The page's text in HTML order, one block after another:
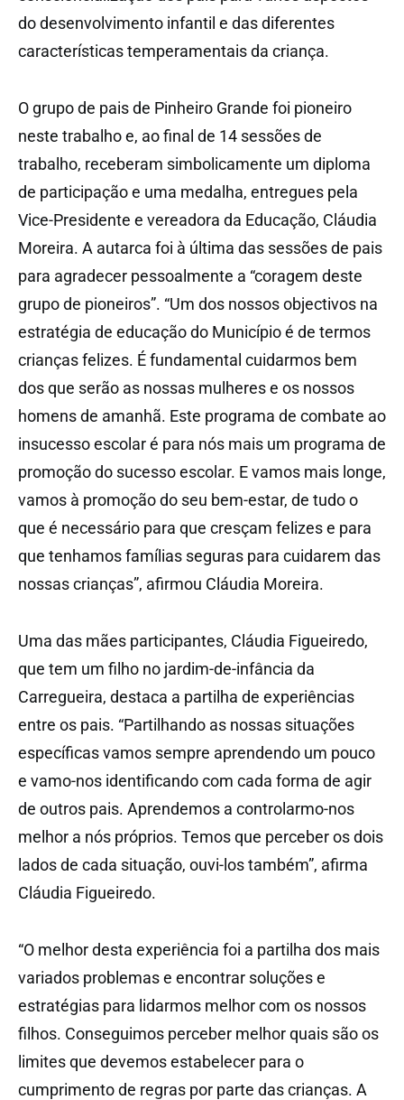
do desenvolvimento infantil e das diferentes
características temperamentais da criança.
O grupo de pais de Pinheiro Grande foi pioneiro
neste trabalho e, ao final de 14 sessões de
trabalho, receberam simbolicamente um diploma
de participação e uma medalha, entregues pela
Vice-Presidente e vereadora da Educação, Cláudia
Moreira. A autarca foi à última das sessões de pais
para agradecer pessoalmente a “coragem deste
grupo de pioneiros”. “Um dos nossos objectivos na
estratégia de educação do Município é de termos
crianças felizes. É fundamental cuidarmos bem
dos que serão as nossas mulheres e os nossos
homens de amanhã. Este programa de combate ao
insucesso escolar é para nós mais um programa de
promoção do sucesso escolar. E vamos mais longe,
vamos à promoção do seu bem-estar, de tudo o
que é necessário para que cresçam felizes e para
que tenhamos famílias seguras para cuidarem das
nossas crianças”, afirmou Cláudia Moreira.
Uma das mães participantes, Cláudia Figueiredo,
que tem um filho no jardim-de-infância da
Carregueira, destaca a partilha de experiências
entre os pais. “Partilhando as nossas situações
específicas vamos sempre aprendendo um pouco
e vamo-nos identificando com cada forma de agir
de outros pais. Aprendemos a controlarmo-nos
melhor a nós próprios. Temos que perceber os dois
lados de cada situação, ouvi-los também”, afirma
Cláudia Figueiredo.
“O melhor desta experiência foi a partilha dos mais
variados problemas e encontrar soluções e
estratégias para lidarmos melhor com os nossos
filhos. Conseguimos perceber melhor quais são os
limites que devemos estabelecer para o
cumprimento de regras por parte das crianças. A